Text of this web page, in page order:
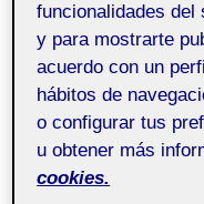
funcionalidades
y para mostrarte
acuerdo con un
hábitos de
o configurar tus
u obtener más
cookies.